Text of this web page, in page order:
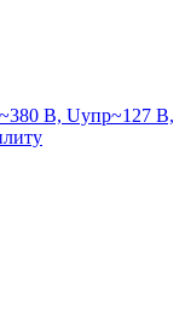
В, Uупр~127 В,